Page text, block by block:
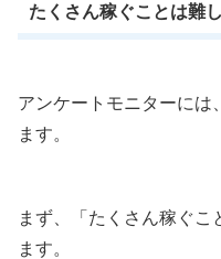
たくさん稼ぐことは難
アンケートモニターには
ます。
まず、「たくさん稼ぐ
ます。